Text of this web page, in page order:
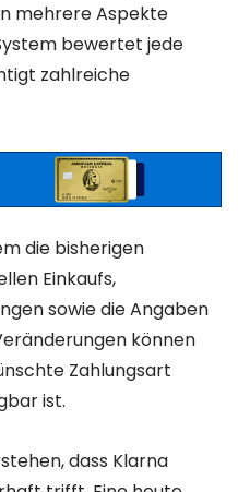
mehrere Aspekte
bewertet jede
zahlreiche
die bisherigen
Einkaufs,
sowie die Angaben
können
Zahlungsart
ist.
dass Klarna